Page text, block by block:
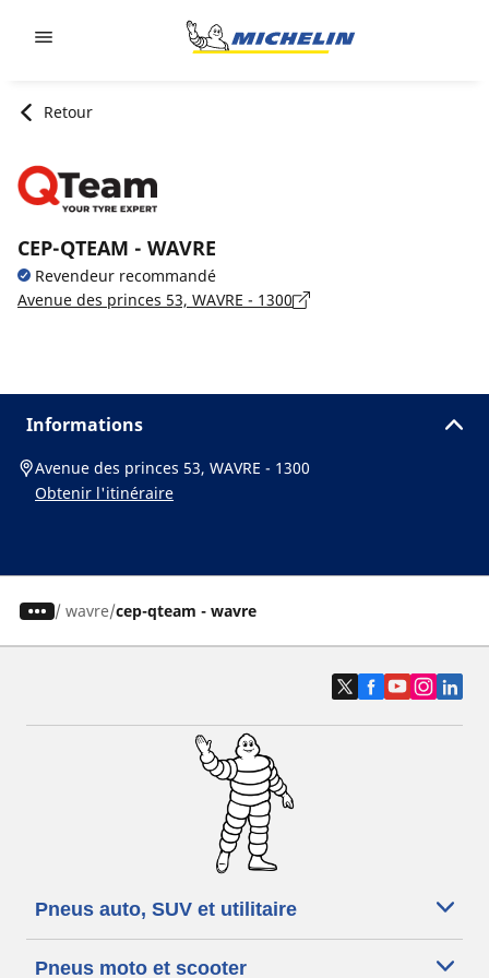
Retour
CEP-QTEAM - WAVRE
Revendeur recommandé
Avenue des princes 53, WAVRE - 1300
Informations
Avenue des princes 53, WAVRE - 1300
Obtenir l'itinéraire
/ wavre cep-qteam - wavre
Pneus auto, SUV et utilitaire
Pneus moto et scooter